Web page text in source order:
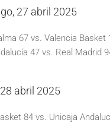
27 abril 2025
67 vs. Valencia Basket
47 vs. Real Madrid
abril 2025
84 vs. Unicaja